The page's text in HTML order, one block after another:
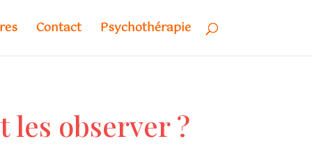
Contact Psychothérapie
observer ?